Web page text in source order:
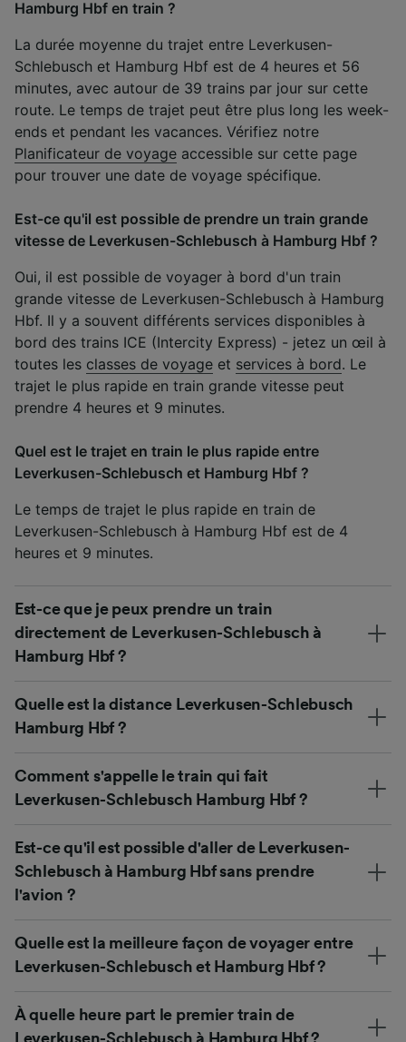
Hamburg Hbf en train ?
La durée moyenne du trajet entre Leverkusen-
Schlebusch et Hamburg Hbf est de 4 heures et 56
minutes, avec autour de 39 trains par jour sur cette
route. Le temps de trajet peut être plus long les week-
ends et pendant les vacances. Vérifiez notre
Planificateur de voyage accessible sur cette page
pour trouver une date de voyage spécifique.
Est-ce qu'il est possible de prendre un train grande
vitesse de Leverkusen-Schlebusch à Hamburg Hbf ?
Oui, il est possible de voyager à bord d'un train
grande vitesse de Leverkusen-Schlebusch à Hamburg
Hbf. Il y a souvent différents services disponibles à
bord des trains ICE (Intercity Express) - jetez un œil à
toutes les classes de voyage et services à bord. Le
trajet le plus rapide en train grande vitesse peut
prendre 4 heures et 9 minutes.
Quel est le trajet en train le plus rapide entre
Leverkusen-Schlebusch et Hamburg Hbf ?
Le temps de trajet le plus rapide en train de
Leverkusen-Schlebusch à Hamburg Hbf est de 4
heures et 9 minutes.
Est-ce que je peux prendre un train
directement de Leverkusen-Schlebusch à
Hamburg Hbf ?
Quelle est la distance Leverkusen-Schlebusch
Hamburg Hbf ?
Comment s'appelle le train qui fait
Leverkusen-Schlebusch Hamburg Hbf ?
Est-ce qu'il est possible d'aller de Leverkusen-
Schlebusch à Hamburg Hbf sans prendre
l'avion ?
Quelle est la meilleure façon de voyager entre
Leverkusen-Schlebusch et Hamburg Hbf ?
À quelle heure part le premier train de
Leverkusen-Schlebusch à Hamburg Hbf ?